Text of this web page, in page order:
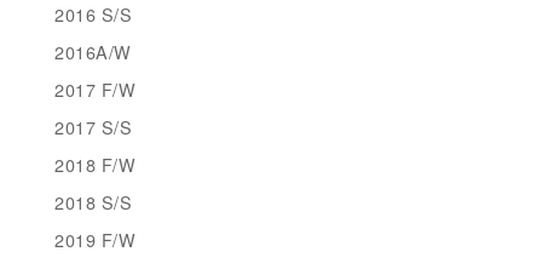
2016 S/S
2016A/W
2017 F/W
2017 S/S
2018 F/W
2018 S/S
2019 F/W